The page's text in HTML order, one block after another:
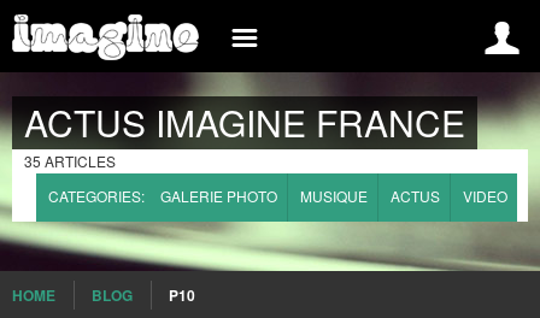
FRANCE
INTERNATIONAL
INFO
COMMENT S’INSCRIRE?
FINALES
GROUPES
INSCREVA-SE AGORA
INSCRIPTION
CONNEXION
ACTUS IMAGINE FRANCE
35 ARTICLES
CATEGORIES:
GALERIE PHOTO MUSIQUE ACTUS VIDEO
HOME BLOG P10